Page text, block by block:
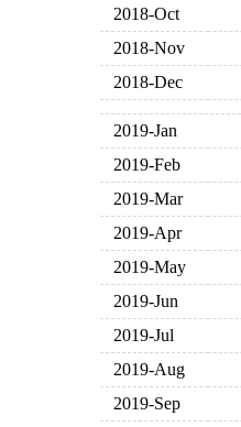
2018-Oct
2018-Nov
2018-Dec
2019-Jan
2019-Feb
2019-Mar
2019-Apr
2019-May
2019-Jun
2019-Jul
2019-Aug
2019-Sep